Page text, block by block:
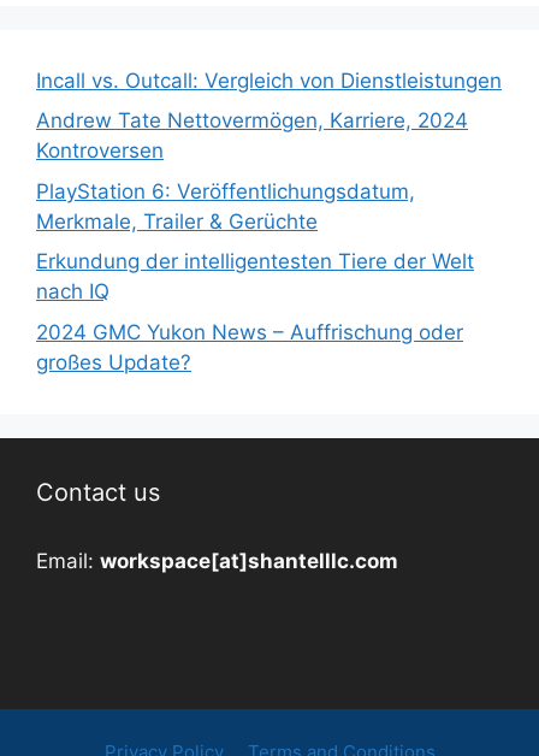
Incall vs. Outcall: Vergleich von Dienstleistungen
Andrew Tate Nettovermögen, Karriere, 2024
Kontroversen
PlayStation 6: Veröffentlichungsdatum,
Merkmale, Trailer & Gerüchte
Erkundung der intelligentesten Tiere der Welt
nach IQ
2024 GMC Yukon News – Auffrischung oder
großes Update?
Contact us
Email: workspace[at]shantelllc.com